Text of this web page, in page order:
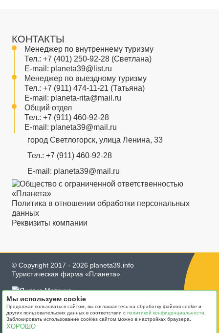
КОНТАКТЫ
Менеджер по внутреннему туризму
Тел.: +7 (401) 250-92-28 (Светлана)
E-mail: planeta39@list.ru
Менеджер по выездному туризму
Тел.: +7 (911) 474-11-21 (Татьяна)
E-mail: planeta-rita@mail.ru
Общий отдел
Тел.: +7 (911) 460-92-28
E-mail: planeta39@mail.ru
город Светлогорск, улица Ленина, 33
Тел.: +7 (911) 460-92-28
E-mail: planeta39@mail.ru
Политика в отношении обработки персональных
данных
Реквизиты компании
© Copyright 2017 - 2026 planeta39.info
Туристическая фирма «Планета»
Разработка сайта
webakira - Александр Кузнецов
Мы используем cookie
Продолжая пользоваться сайтом, вы соглашаетесь на обработку файлов cookie и
других пользовательских данных в соответствии с политикой конфиденциальности
Заблокировать использование cookies сайтом можно в настройках браузера.
ХОРОШО